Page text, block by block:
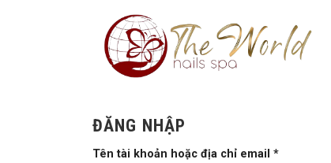
ĐĂNG NHẬP
Tên tài khoản hoặc địa chỉ email *